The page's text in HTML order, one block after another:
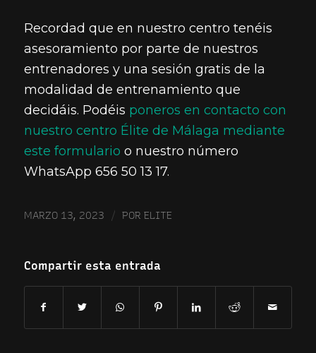
Recordad que en nuestro centro tenéis
asesoramiento por parte de nuestros
entrenadores y una sesión gratis de la
modalidad de entrenamiento que
decidáis. Podéis poneros en contacto con
nuestro centro Élite de Málaga mediante
este formulario o nuestro número
WhatsApp 656 50 13 17.
MARZO 13, 2023 / POR ELITE
Compartir esta entrada